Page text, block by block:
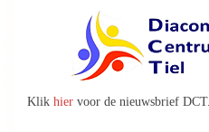
Klik hier voor de nieuwsbrief DCT.